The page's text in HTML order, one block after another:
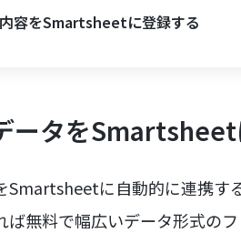
容をSmartsheetに登録する
ータをSmartsheet
に自動的に連携す
無料で幅広いデータ形式の